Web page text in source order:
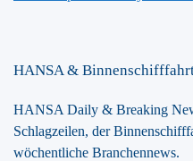
HANSA &
HANSA Daily & Breaking
Schlagzeilen, der
wöchentliche Branchennews.